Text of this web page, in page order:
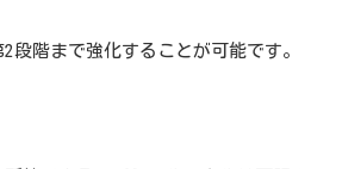
段階まで強化することが可能です。